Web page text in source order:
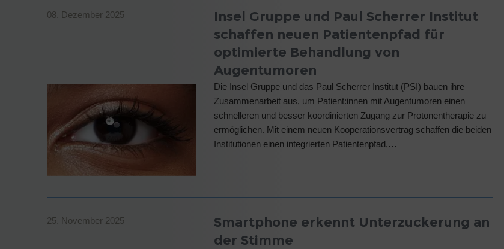
08. Dezember 2025
Insel Gruppe und Paul Scherrer Institut
schaffen neuen Patientenpfad für
optimierte Behandlung von
Augentumoren
Die Insel Gruppe und das Paul Scherrer Institut (PSI) bauen ihre
Zusammenarbeit aus, um Patient:innen mit Augentumoren einen
schnelleren und besser koordinierten Zugang zur Protonentherapie zu
ermöglichen. Mit einem neuen Kooperationsvertrag schaffen die beiden
Institutionen einen integrierten Patientenpfad,…
25. November 2025
Smartphone erkennt Unterzuckerung an
der Stimme